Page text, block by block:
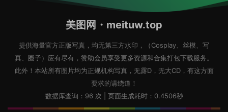
美图网・meituw.top
提供海量官方正版写真，均无第三方水印，（Cosplay、丝模、写
真、圈子）应有尽有，赞助会员享受更多资源和合集打包下载服务。
此外！本站所有图片均为正规机构写真，无露D，无大CD，有这方面
要求的请绕道！
数据库查询：96 次 | 页面生成耗时：0.4506秒